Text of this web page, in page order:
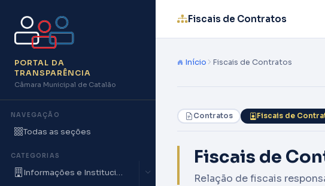
PORTAL DA
TRANSPARÊNCIA
Câmara Municipal de Catalão
NAVEGAÇÃO
Todas as seções
CATEGORIAS
Informações e Institucionais
Fiscais de Contratos
Início Fiscais de Contratos
Contratos Fiscais de
Fiscais de
Relação de fiscais